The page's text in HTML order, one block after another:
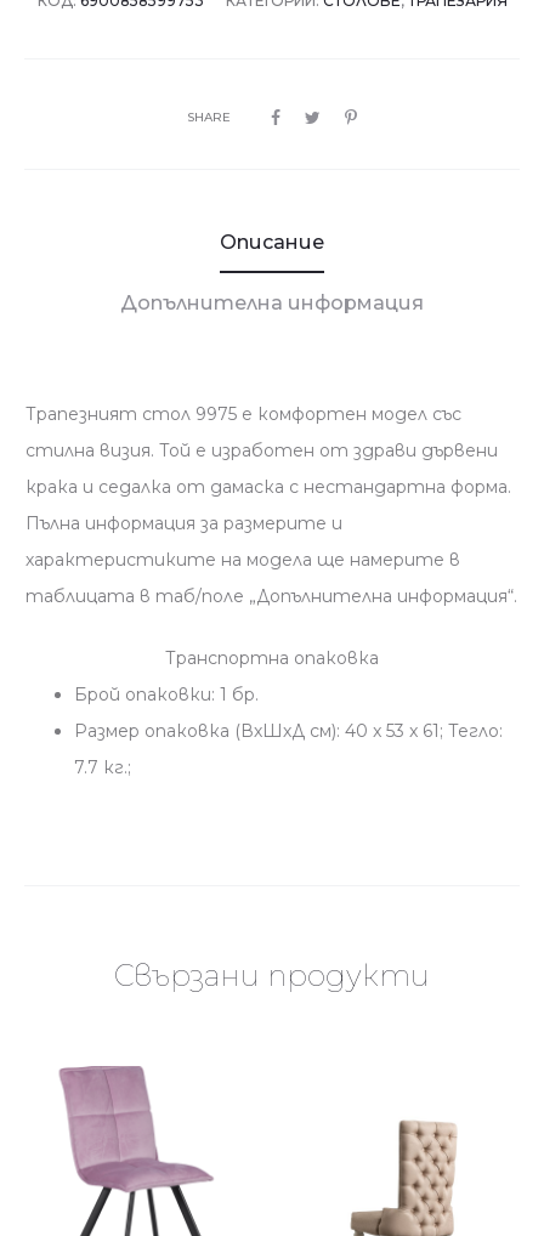
SHARE
Описание
Допълнителна информация
Трапезният стол 9975 е комфортен модел със
стилна визия. Той е изработен от здрави дървени
крака и седалка от дамаска с нестандартна форма.
Пълна информация за размерите и
характеристиките на модела ще намерите в
таблицата в таб/поле „Допълнителна информация“.
Транспортна опаковка
Брой опаковки: 1 бр.
Размер опаковка (ВхШхД см): 40 x 53 x 61; Тегло:
7.7 кг.;
Свързани продукти